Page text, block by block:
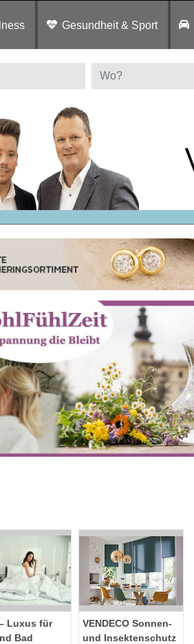
Gesundheit & Sport
Luxus für
Bad
VENDECO Sonnen-
und Insektenschutz